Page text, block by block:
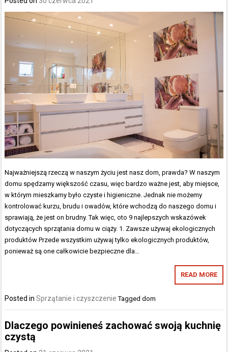
Najważniejszą rzeczą w naszym życiu jest nasz dom, prawda? W naszym
domu spędzamy większość czasu, więc bardzo ważne jest, aby miejsce,
w którym mieszkamy było czyste i higieniczne. Jednak nie możemy
kontrolować kurzu, brudu i owadów, które wchodzą do naszego domu i
sprawiają, że jest on brudny. Tak więc, oto 9 najlepszych wskazówek
dotyczących sprzątania domu w ciąży. 1. Zawsze używaj ekologicznych
produktów Przede wszystkim używaj tylko ekologicznych produktów,
ponieważ są one całkowicie bezpieczne dla…
READ MORE
Posted inSprzątanie i czyszczenie Taggeddom
Dlaczego powinieneś zachować swoją kuchnię
czystą